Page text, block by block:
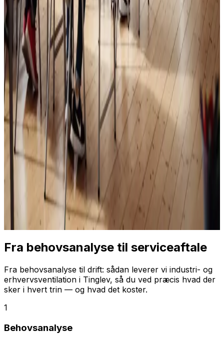
Læs mere
Fra behovsanalyse til serviceaftale
Fra behovsanalyse til drift: sådan leverer vi industri- og
erhvervsventilation i Tinglev, så du ved præcis hvad der
sker i hvert trin — og hvad det koster.
1
Behovsanalyse